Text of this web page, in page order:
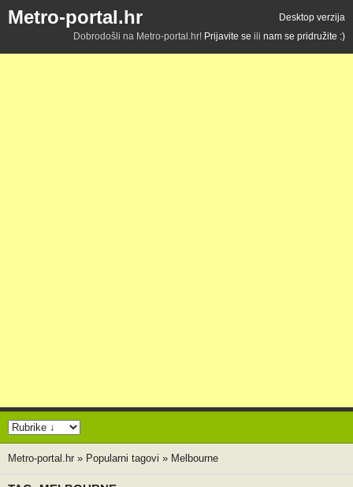
Metro-portal.hr
Desktop verzija
Dobrodošli na Metro-portal.hr! Prijavite se ili nam se pridružite :)
Metro-portal.hr » Popularni tagovi » Melbourne